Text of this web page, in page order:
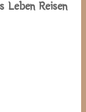
Leben Reisen